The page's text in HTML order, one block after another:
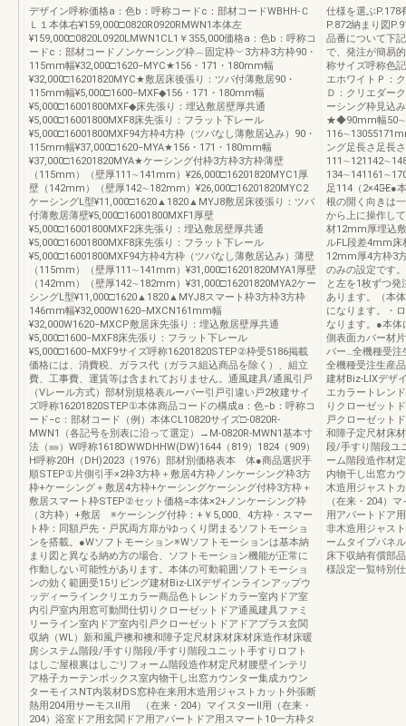
デザイン呼称価格a：色b：呼称コードc：部材コードWBHH-Ｃ
Ｌ１本体右¥159,000□0820R0920RMWN1本体左
¥159,000□0820L0920LMWN1CL1￥355,000価格a：色b：呼称コ
ードc：部材コードノンケーシング枠︵固定枠︶3方枠3方枠90・
115mm幅¥32,000□1620−MYC★156・171・180mm幅
¥32,000□16201820MYC★敷居床後張り：ツバ付薄敷居90・
115mm幅¥5,000□1600−MXF◆156・171・180mm幅
¥5,000□16001800MXF◆床先張り：埋込敷居壁厚共通
¥5,000□16001800MXF8床先張り：フラット下レール
¥5,000□16001800MXF94方枠4方枠（ツバなし薄敷居込み）90・
115mm幅¥37,000□1620−MYA★156・171・180mm幅
¥37,000□16201820MYA★ケーシング付枠3方枠3方枠薄壁
（115mm）（壁厚111∼141mm）¥26,000□16201820MYC1厚
壁（142mm）（壁厚142∼182mm）¥26,000□16201820MYC2
ケーシングL型¥11,000□1620▲1820▲MYJ8敷居床後張り：ツバ
付薄敷居薄壁¥5,000□16001800MXF1厚壁
¥5,000□16001800MXF2床先張り：埋込敷居壁厚共通
¥5,000□16001800MXF8床先張り：フラット下レール
¥5,000□16001800MXF94方枠4方枠（ツバなし薄敷居込み）薄壁
（115mm）（壁厚111∼141mm）¥31,000□16201820MYA1厚壁
（142mm）（壁厚142∼182mm）¥31,000□16201820MYA2ケー
シングL型¥11,000□1620▲1820▲MYJ8スマート枠3方枠3方枠
146mm幅¥32,000W1620−MXCN161mm幅
¥32,000W1620−MXCP敷居床先張り：埋込敷居壁厚共通
¥5,000□1600−MXF8床先張り：フラット下レール
¥5,000□1600−MXF9サイズ呼称16201820STEP②枠受5186掲載
価格には、消費税、ガラス代（ガラス組込商品を除く）、組立
費、工事費、運賃等は含まれておりません。通風建具/通風引戸
（Vレール方式）部材別規格表ルーバー引戸引違い戸2枚建サイ
ズ呼称16201820STEP①本体商品コードの構成a：色−b：呼称コ
ード−c：部材コード（例）本体CL10820サイズ□-0820R-
MWN1（各記号を別表に沿って選定）→M-0820R-MWN1基本寸
法（㎜）W呼称1618DWWDHHW(DW)1644（819）1824（909）
H呼称20H（DH)2023（1976）部材別価格表本 体●商品選択手
順STEP①片側引手×2枠3方枠＋敷居4方枠ノンケーシング枠3方
枠+ケーシング＋敷居4方枠+ケーシングケーシング付枠3方枠＋
敷居スマート枠STEP②セット価格=本体×2+ノンケーシング枠
（3方枠）+敷居 ※ケーシング付枠：+￥5,000、4方枠・スマー
ト枠：同額戸先・戸尻両方扉がゆっくり閉まるソフトモーショ
ンを搭載。●Wソフトモーション※Wソフトモーションは基本納
まり図と異なる納め方の場合、ソフトモーション機能が正常に
作動しない可能性があります。本体の可動範囲ソフトモーショ
ンの効く範囲受15リビング建材Biz-LIXデザインラインアップウ
ッディーラインクリエカラー商品色トレンドカラー室内ドア室
内引戸室内用窓可動間仕切りクローゼットドア通風建具ファミ
リーライン室内ドア室内引戸クローゼットドアドアプラス玄関
収納（WL）新和風戸襖和襖和障子定尺材床材床材床造作材床暖
房システム階段/手すり階段/手すり階段ユニット手すりロフト
はしご屋根裏はしごリフォーム階段造作材定尺材腰壁インテリ
ア格子カーテンボックス室内物干し出窓カウンター集成カウン
ターモイスNT内装材DS窓枠在来用木造用ジャストカット外張断
熱用204用サーモスⅡ用 （在来・204）マイスターⅡ用（在来・
204）浴室ドア用玄関ドア用アパートドア用スマート10一方枠タ
仕様を選ぶP.178
P.872納まり図
品番について下
で、発注が簡易
称サイズ呼称色
エホワイトＰ：
Ｄ：クリエダー
ーシング枠見込
★◆90mm幅
ング足長さ足長
足114（2×4）̶E●
根の開く向きは
から上に操作し
材12mm厚埋込
ルFL段差4mm
12mm厚4方枠3
のみの設定です
と左を1枚ずつ
あります。（本
になります。・
なります。●本体
側表面カバー材
バー…全機種受注
全機種受注生産
建材Biz-LIXデザ
エカラートレン
りクローゼット
戸クローゼット
和障子定尺材床
段/手すり階段ユ
ーム階段造作材
内物干し出窓カ
木造用ジャスト
（在来・204）
用アパートドア
非木造用ジャス
ームタイプパネ
床下収納有償部
様設定一覧特別